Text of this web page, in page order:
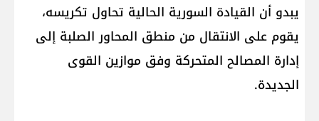
يبدو أن القيادة السورية الحالية تحاول تكريسه،
يقوم على الانتقال من منطق المحاور الصلبة إلى
إدارة المصالح المتحركة وفق موازين القوى
الجديدة.